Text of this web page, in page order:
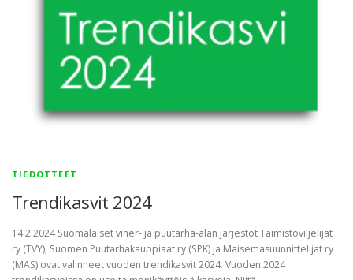
TIEDOTTEET
Trendikasvit 2024
14.2.2024 Suomalaiset viher- ja puutarha-alan järjestöt Taimistoviljelijät
ry (TVY), Suomen Puutarhakauppiaat ry (SPK) ja Maisemasuunnittelijat ry
(MAS) ovat valinneet vuoden trendikasvit 2024. Vuoden 2024